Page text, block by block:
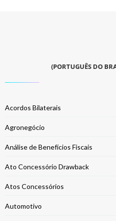
(PORTUGUÊS DO
Acordos Bilaterais
Agronegócio
Análise de Benefícios Fiscais
Ato Concessório Drawback
Atos Concessórios
Automotivo